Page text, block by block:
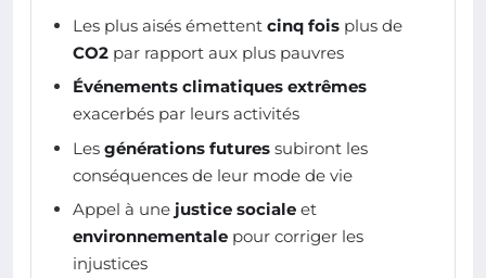
Les plus aisés émettent cinq fois plus de
CO2 par rapport aux plus pauvres
Événements climatiques extrêmes
exacerbés par leurs activités
Les générations futures subiront les
conséquences de leur mode de vie
Appel à une justice sociale et
environnementale pour corriger les
injustices